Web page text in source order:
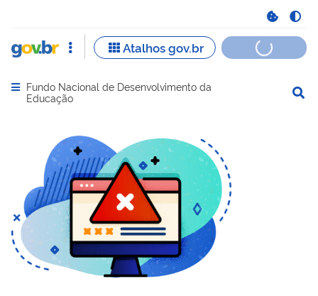
Abrir menu principal de navegação
Fundo Nacional de Desenvolvimento da
Educação